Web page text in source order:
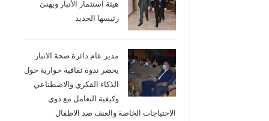
هيئة استثمار الأنبار ويهنئ
رئيسها الجديد
مدير عام دائرة صحة الانبار
يحضر ندوة ثقافية حوارية حول
الذكاء الفكري والاصطناعي
وكيفية التعامل مع ذوي
الاحتياجات الخاصة والعنف ضد الاطفال